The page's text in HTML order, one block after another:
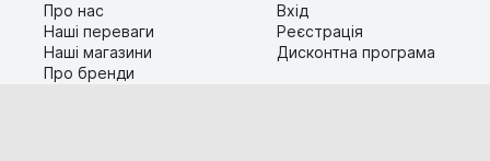
Про нас
Наші переваги
Наші магазини
Про бренди
Вхід
Реєстрація
Дисконтна програма